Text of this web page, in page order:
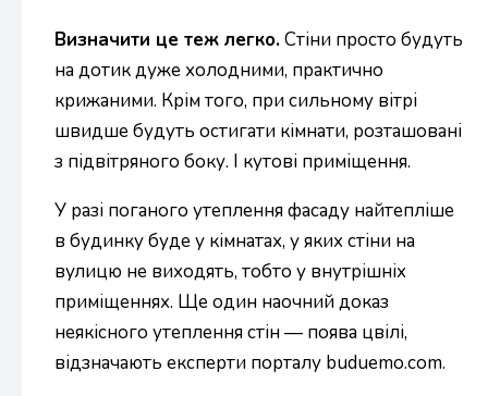
Визначити це теж легко.Стіни просто будуть
на дотик дуже холодними, практично
крижаними. Крім того, при сильному вітрі
швидше будуть остигати кімнати, розташовані
з підвітряного боку. І кутові приміщення.
У разі поганого утеплення фасаду найтепліше
в будинку буде у кімнатах, у яких стіни на
вулицю не виходять, тобто у внутрішніх
приміщеннях. Ще один наочний доказ
неякісного утеплення стін — поява цвілі,
відзначають експерти порталу buduemo.com.